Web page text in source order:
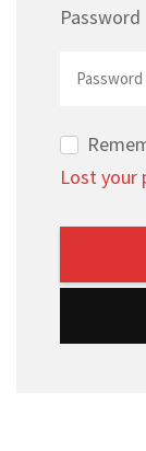
Password
Lost your